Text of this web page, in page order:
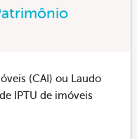
(CAI) ou Laudo
IPTU de imóveis